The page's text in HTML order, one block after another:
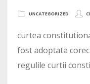
UNCATEGORIZED
curtea
fost adoptata
regulile curtii